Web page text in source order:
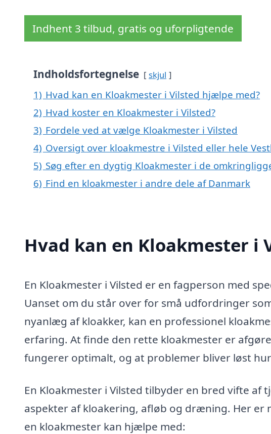
Indhent 3 tilbud, gratis og uforpligtende
Indholdsfortegnelse skjul
1) Hvad kan en Kloakmester i Vilsted hjælpe med?
2) Hvad koster en Kloakmester i Vilsted?
3) Fordele ved at vælge Kloakmester i Vilsted
4) Oversigt over kloakmestre i Vilsted eller hele
5) Søg efter en dygtig Kloakmester i de
6) Find en kloakmester i andre dele af Danmark
Hvad kan en Kloakmester i
En Kloakmester i Vilsted er en fagperson med
Uanset om du står over for små udfordringer
nyanlæg af kloakker, kan en professionel
erfaring. At finde den rette kloakmester er
fungerer optimalt, og at problemer bliver løst
En Kloakmester i Vilsted tilbyder en bred vifte
aspekter af kloakering, afløb og dræning. Her er
en kloakmester kan hjælpe med: